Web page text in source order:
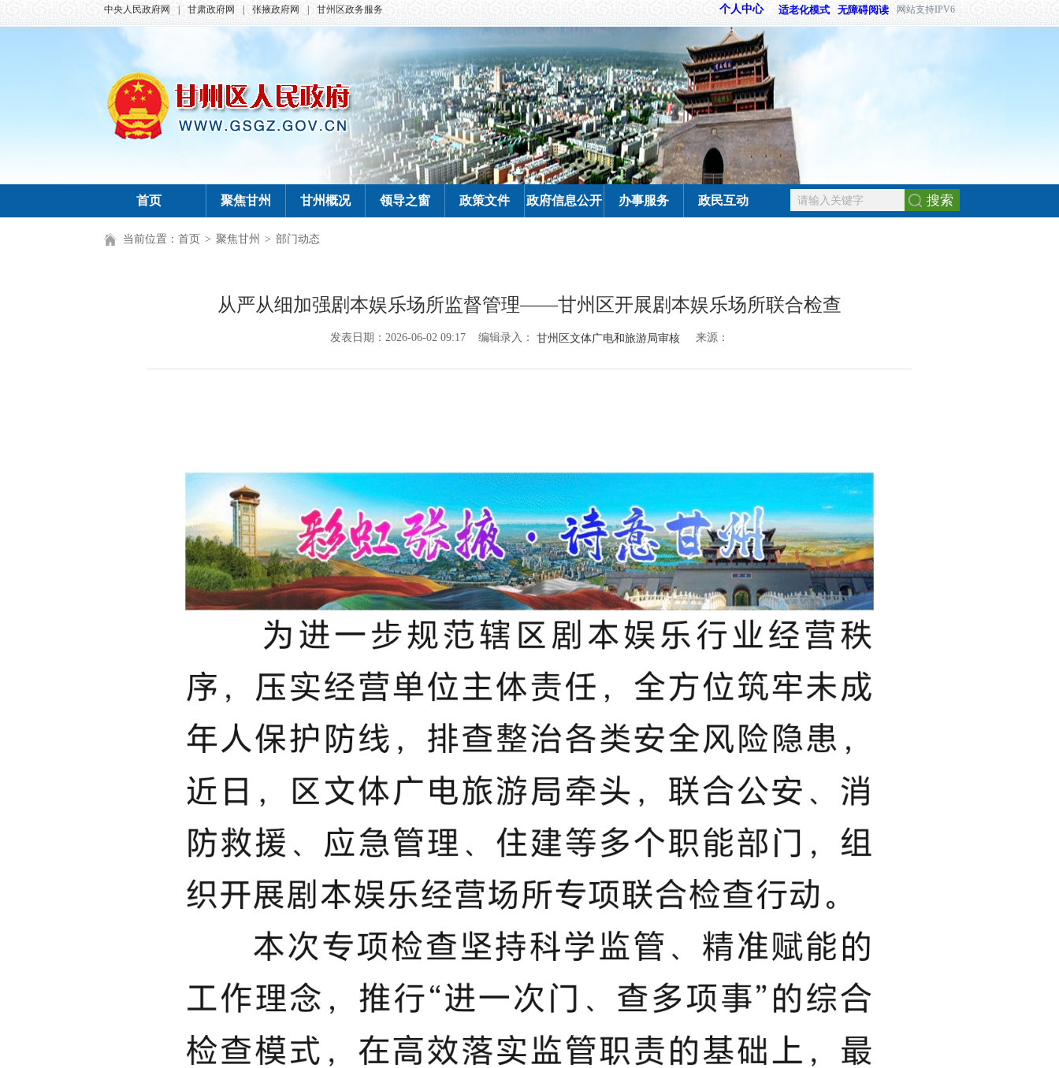
中央人民政府网 甘肃政府网 张掖政府网 甘州区政务服务 网站支持IPV6
无障碍阅读
适老化模式
个人中心
首页 聚焦甘州 甘州概况 领导之窗 政策文件 政府信息公开 办事服务 政民互动 搜索
当前位置： 首页 > 聚焦甘州 > 部门动态
从严从细加强剧本娱乐场所监督管理——甘州区开展剧本娱乐场所联合检查
发表日期：2026-06-02 09:17 编辑录入： 甘州区文体广电和旅游局审核 来源：